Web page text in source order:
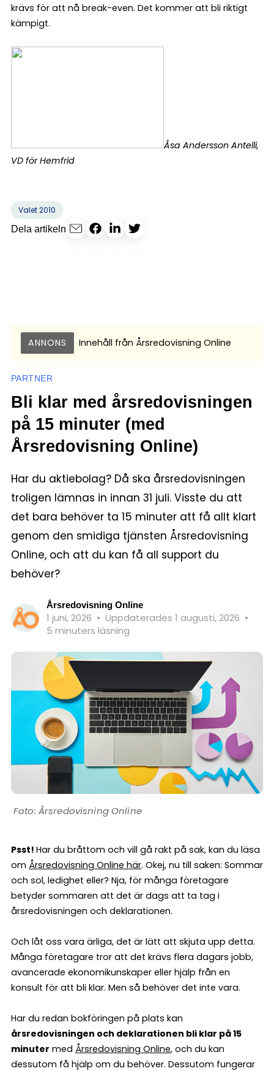
krävs för att nå break-even. Det kommer att bli riktigt
kämpigt.
Åsa Andersson Antelli,
VD för Hemfrid
Valet 2010
Dela artikeln
ANNONS Innehåll från Årsredovisning Online
PARTNER
Bli klar med årsredovisningen
på 15 minuter (med
Årsredovisning Online)
Har du aktiebolag? Då ska årsredovisningen
troligen lämnas in innan 31 juli. Visste du att
det bara behöver ta 15 minuter att få allt klart
genom den smidiga tjänsten Årsredovisning
Online, och att du kan få all support du
behöver?
Årsredovisning Online
1 juni, 2026 • Uppdaterades 1 augusti, 2026 •
5 minuters läsning
Årsredovisning Online
Psst! Har du bråttom och vill gå rakt på sak, kan du läsa
om Årsredovisning Online här. Okej, nu till saken: Sommar
och sol, ledighet eller? Nja, för många företagare
betyder sommaren att det är dags att ta tag i
årsredovisningen och deklarationen.
Och låt oss vara ärliga, det är lätt att skjuta upp detta.
Många företagare tror att det krävs flera dagars jobb,
avancerade ekonomikunskaper eller hjälp från en
konsult för att bli klar. Men så behöver det inte vara.
Har du redan bokföringen på plats kan
årsredovisningen och deklarationen bli klar på 15
minuter med Årsredovisning Online, och du kan
dessutom få hjälp om du behöver. Dessutom fungerar